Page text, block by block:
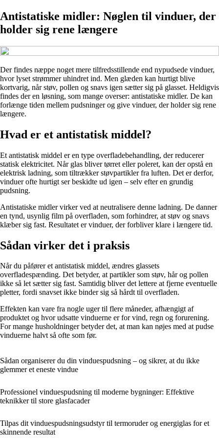
Antistatiske midler: Nøglen til vinduer, der
holder sig rene længere
Der findes næppe noget mere tilfredsstillende end nypudsede vinduer,
hvor lyset strømmer uhindret ind. Men glæden kan hurtigt blive
kortvarig, når støv, pollen og snavs igen sætter sig på glasset. Heldigvis
findes der en løsning, som mange overser: antistatiske midler. De kan
forlænge tiden mellem pudsninger og give vinduer, der holder sig rene
længere.
Hvad er et antistatisk middel?
Et antistatisk middel er en type overfladebehandling, der reducerer
statisk elektricitet. Når glas bliver tørret eller poleret, kan der opstå en
elektrisk ladning, som tiltrækker støvpartikler fra luften. Det er derfor,
vinduer ofte hurtigt ser beskidte ud igen – selv efter en grundig
pudsning.
Antistatiske midler virker ved at neutralisere denne ladning. De danner
en tynd, usynlig film på overfladen, som forhindrer, at støv og snavs
klæber sig fast. Resultatet er vinduer, der forbliver klare i længere tid.
Sådan virker det i praksis
Når du påfører et antistatisk middel, ændres glassets
overfladespænding. Det betyder, at partikler som støv, hår og pollen
ikke så let sætter sig fast. Samtidig bliver det lettere at fjerne eventuelle
pletter, fordi snavset ikke binder sig så hårdt til overfladen.
Effekten kan vare fra nogle uger til flere måneder, afhængigt af
produktet og hvor udsatte vinduerne er for vind, regn og forurening.
For mange husholdninger betyder det, at man kan nøjes med at pudse
vinduerne halvt så ofte som før.
Sådan organiserer du din vinduespudsning – og sikrer, at du ikke
glemmer et eneste vindue
Professionel vinduespudsning til moderne bygninger: Effektive
teknikker til store glasfacader
Tilpas dit vinduespudsningsudstyr til termoruder og energiglas for et
skinnende resultat